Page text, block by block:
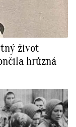
život
hrůzná